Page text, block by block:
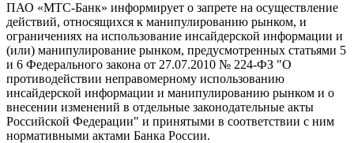
ПАО «МТС-Банк» информирует о запрете на осуществление
действий, относящихся к манипулированию рынком, и
ограничениях на использование инсайдерской информации и
(или) манипулирование рынком, предусмотренных статьями 5
и 6 Федерального закона от 27.07.2010 № 224-ФЗ "О
противодействии неправомерному использованию
инсайдерской информации и манипулированию рынком и о
внесении изменений в отдельные законодательные акты
Российской Федерации" и принятыми в соответствии с ним
нормативными актами Банка России.